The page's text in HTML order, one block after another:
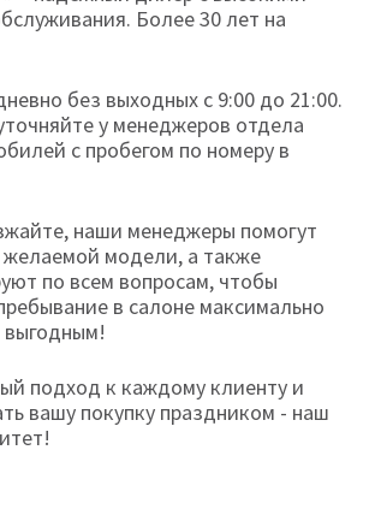
Более 30 лет на
без выходных с 9:00 до 21:00.
у менеджеров отдела
с пробегом по номеру в
наши менеджеры помогут
модели, а также
по всем вопросам, чтобы
в салоне максимально
подход к каждому клиенту и
вашу покупку праздником - наш